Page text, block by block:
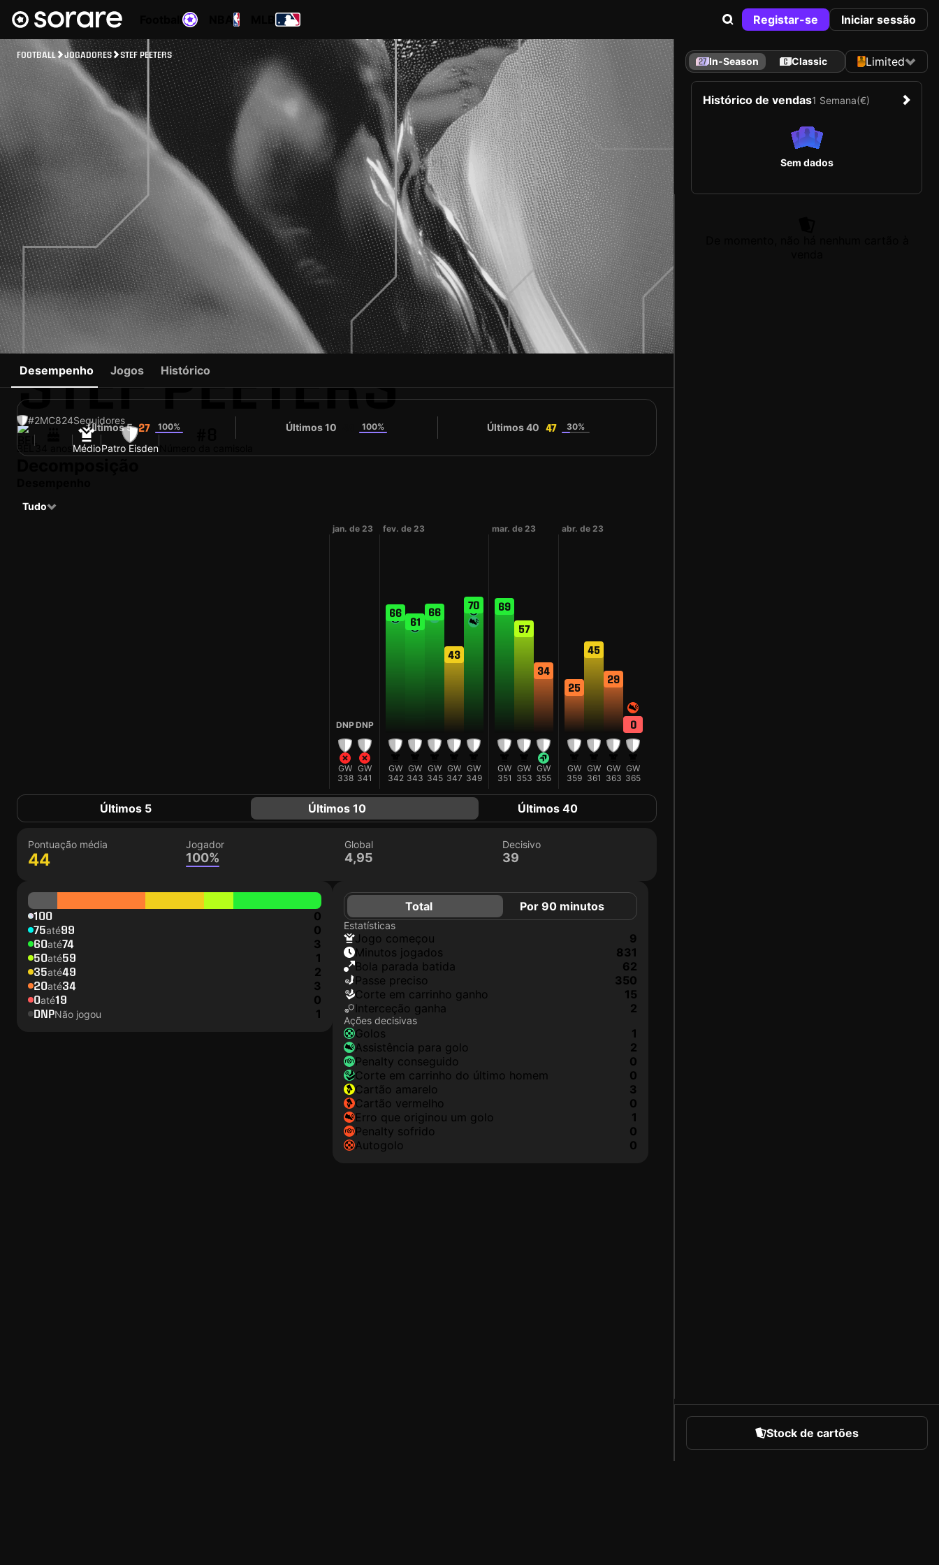
Registar-se Iniciar sessão
FOOTBALL JOGADORES STEF PEETERS
STEF PEETERS
#2MC824Seguidores
BEL MédioPatro Eisden
Desempenho Jogos Histórico
Últimos 5 27 100% Últimos 10 100% Últimos 40 47 30%
Tudo
jan. de 23
DNP
GW
338
DNP
GW
341
fev. de 23
66
GW
342
61
GW
343
66
GW
345
43
GW
347
70
GW
349
mar. de 23
69
GW
351
57
GW
353
34
GW
355
abr. de 23
25
GW
359
45
GW
361
29
GW
363
0
GW
365
Últimos 5 Últimos 10 Últimos 40
Pontuação média
44
Jogador
100%
Global
4,95
Decisivo
39
100 0
75até99 0
60até74 3
50até59 1
35até49 2
20até34 3
0até19 0
DNPNão jogou 1
Total Por 90 minutos
Estatísticas
jogo começou
9
minutos jogados
831
Bola parada batida
62
passe preciso
350
corte em carrinho ganho
15
interceção ganha
2
Ações decisivas
golos
1
assistência para golo
2
penalty conseguido
0
corte em carrinho do último homem
0
cartão amarelo
3
cartão vermelho
0
erro que originou um golo
1
penalty sofrido
0
autogolo
0
In-Season Classic Limited
Histórico de vendas1 Semana(€)
Sem dados
Stock de cartões